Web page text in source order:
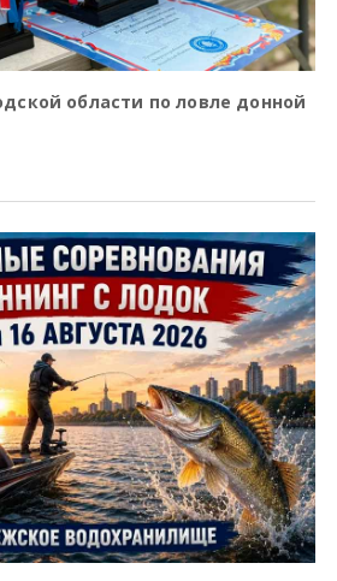
области по ловле донной